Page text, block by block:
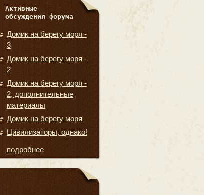
Активные
обсуждения форума
Домик на берегу моря -
3
Домик на берегу моря -
2
Домик на берегу моря -
2, дополнительные
материалы
Домик на берегу моря
Цивилизаторы, однако!
подробнее